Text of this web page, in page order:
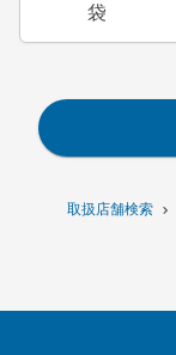
取扱店舗検索
袋